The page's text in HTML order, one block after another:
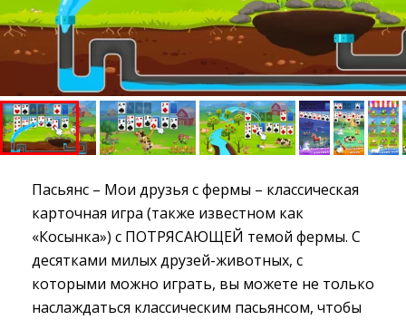
Пасьянс – Мои друзья с фермы – классическая
карточная игра (также известном как
«Косынка») с ПОТРЯСАЮЩЕЙ темой фермы. С
десятками милых друзей-животных, с
которыми можно играть, вы можете не только
наслаждаться классическим пасьянсом, чтобы